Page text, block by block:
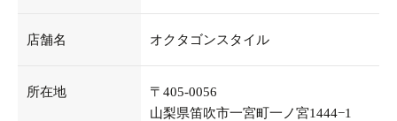
店舗名 オクタゴンスタイル
所在地
〒405-0056
山梨県笛吹市一宮町一ノ宮1444−1